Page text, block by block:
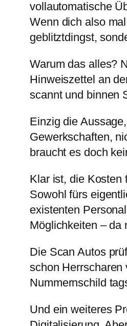
vollautomatische
Wenn dich also
geblitztdingst,
Warum das alles?
Hinweiszettel an
scannt und binnen
Einzig die
Gewerkschaften,
braucht es doch
Klar ist, die Kosten
Sowohl fürs
existenten
Möglichkeiten – da
Die Scan Autos
schon Herrscharen
Nummernschild
Und ein weiteres